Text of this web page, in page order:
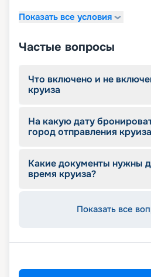
специалисты ответят на
Показать все условия
Частые вопросы
Что включено и не
круиза
На какую дату
город отправления
Какие документы нужны
время круиза?
Показать все